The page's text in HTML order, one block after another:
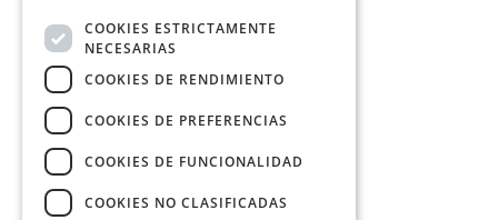
COOKIES ESTRICTAMENTE
NECESARIAS
COOKIES DE RENDIMIENTO
COOKIES DE PREFERENCIAS
COOKIES DE FUNCIONALIDAD
COOKIES NO CLASIFICADAS